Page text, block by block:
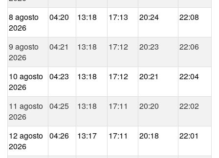
8 agosto
2026
04:20 13:18 17:13 20:24 22:08
9 agosto
2026
04:21 13:18 17:12 20:23 22:06
10 agosto
2026
04:23 13:18 17:12 20:21 22:04
11 agosto
2026
04:25 13:18 17:11 20:20 22:02
12 agosto
2026
04:26 13:17 17:11 20:18 22:01